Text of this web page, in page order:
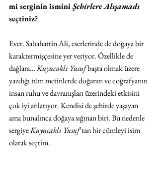
mi serginin ismini Şehirlere Alışamadı
seçtiniz?
Evet. Sabahattin Ali, eserlerinde de doğaya bir
karaktermişçesine yer veriyor. Özellikle de
dağlara… Kuyucaklı Yusuf başta olmak üzere
yazdığı tüm metinlerde doğanın ve coğrafyanın
insan ruhu ve davranışları üzerindeki etkisini
çok iyi anlatıyor. Kendisi de şehirde yaşayan
ama bunalınca doğaya sığınan biri. Bu nedenle
sergiye Kuyucaklı Yusuf’tan bir cümleyi isim
olarak seçtim.